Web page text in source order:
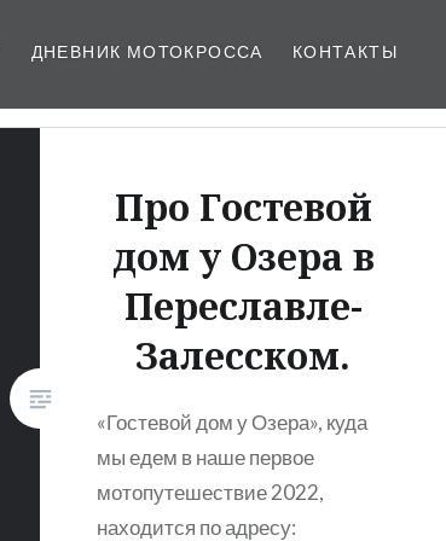
ДНЕВНИК МОТОКРОССА КОНТАКТЫ
Про Гостевой
дом у Озера в
Переславле-
Залесском.
«Гостевой дом у Озера», куда
мы едем в наше первое
мотопутешествие 2022,
находится по адресу: